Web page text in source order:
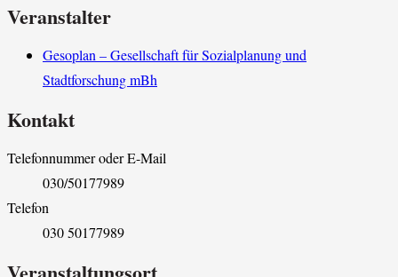
Veranstalter
Gesoplan – Gesellschaft für Sozialplanung und
Stadtforschung mBh
Kontakt
Telefonnummer oder E-Mail
030/50177989
Telefon
030 50177989